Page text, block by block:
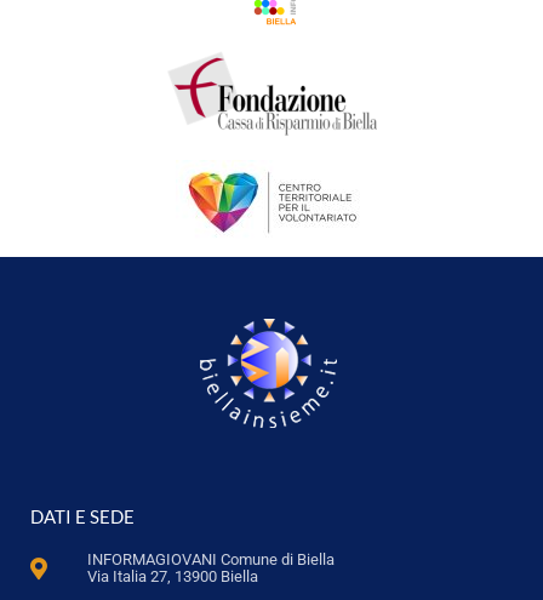
DATI E SEDE
INFORMAGIOVANI Comune di Biella
Via Italia 27, 13900 Biella